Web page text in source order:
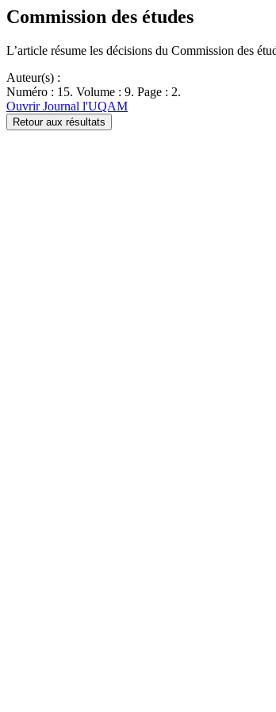
Commission des études
L’article résume les décisions du Commission des
Auteur(s) :
Numéro : 15. Volume : 9. Page : 2.
Ouvrir Journal l'UQAM
Retour aux résultats